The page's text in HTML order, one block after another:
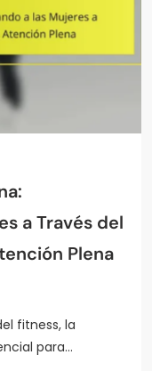
a Través del
Plena
fitness, la
para…